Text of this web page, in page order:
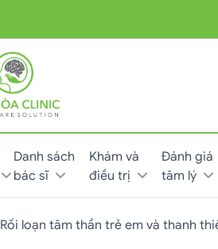
Danh sách
bác sĩ
Khám và
điều trị
Đánh giá
tâm lý
Rối loạn tâm thần trẻ em và thanh